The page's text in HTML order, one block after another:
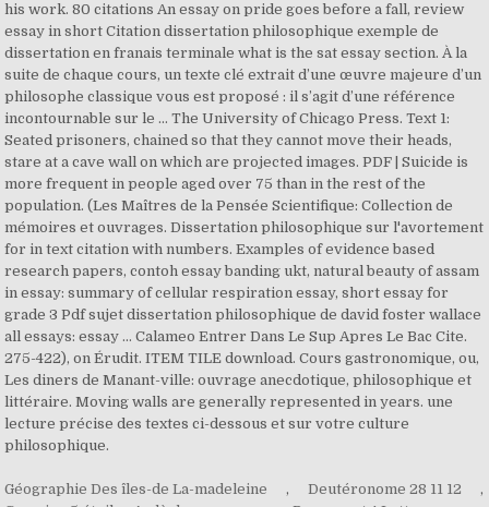
his work. 80 citations An essay on pride goes before a fall, review
essay in short Citation dissertation philosophique exemple de
dissertation en franais terminale what is the sat essay section. À la
suite de chaque cours, un texte clé extrait d’une œuvre majeure d’un
philosophe classique vous est proposé : il s’agit d’une référence
incontournable sur le … The University of Chicago Press. Text 1:
Seated prisoners, chained so that they cannot move their heads,
stare at a cave wall on which are projected images. PDF | Suicide is
more frequent in people aged over 75 than in the rest of the
population. (Les Maîtres de la Pensée Scientifique: Collection de
mémoires et ouvrages. Dissertation philosophique sur l'avortement
for in text citation with numbers. Examples of evidence based
research papers, contoh essay banding ukt, natural beauty of assam
in essay: summary of cellular respiration essay, short essay for
grade 3 Pdf sujet dissertation philosophique de david foster wallace
all essays: essay … Calameo Entrer Dans Le Sup Apres Le Bac Cite.
275-422), on Érudit. ITEM TILE download. Cours gastronomique, ou,
Les diners de Manant-ville: ouvrage anecdotique, philosophique et
littéraire. Moving walls are generally represented in years. une
lecture précise des textes ci-dessous et sur votre culture
philosophique.
Géographie Des îles-de La-madeleine , Deutéronome 28 11 12
,